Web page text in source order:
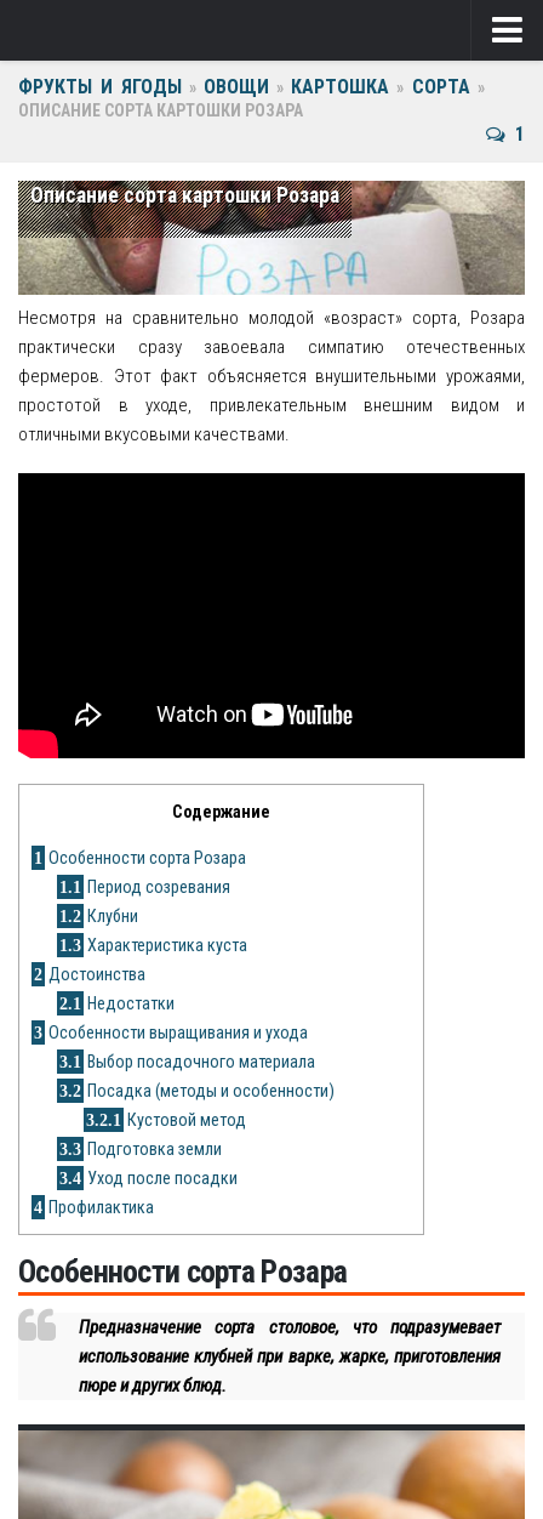
Ягоды
Клубника
Крыжовник
Малина
Фрукты
Ежевика
Цветы
Орхидея
Драцена
Замиокулькас
Петуния
Рецепты
О сайте
ФРУКТЫ И ЯГОДЫ » ОВОЩИ » КАРТОШКА » СОРТА »
ОПИСАНИЕ СОРТА КАРТОШКИ РОЗАРА
1
Описание сорта картошки Розара
Несмотря на сравнительно молодой «возраст» сорта, Розара
практически сразу завоевала симпатию отечественных
фермеров. Этот факт объясняется внушительными урожаями,
простотой в уходе, привлекательным внешним видом и
отличными вкусовыми качествами.
Содержание
1 Особенности сорта Розара
1.1 Период созревания
1.2 Клубни
1.3 Характеристика куста
2 Достоинства
2.1 Недостатки
3 Особенности выращивания и ухода
3.1 Выбор посадочного материала
3.2 Посадка (методы и особенности)
3.2.1 Кустовой метод
3.3 Подготовка земли
3.4 Уход после посадки
4 Профилактика
Особенности сорта Розара
Предназначение сорта столовое, что подразумевает
использование клубней при варке, жарке, приготовления
пюре и других блюд.